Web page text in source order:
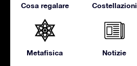
Cosa regalare Costellazioni
Metafisica Notizie